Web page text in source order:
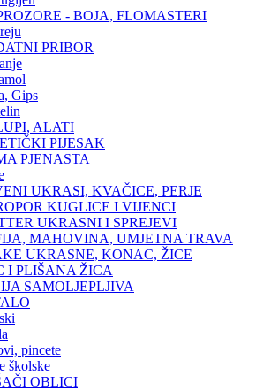
- BOJA, FLOMASTERI
PRIBOR
Gips
ALATI
PIJESAK
PJENASTA
UKRASI, KVAČICE, PERJE
KUGLICE I VIJENCI
UKRASNI I SPREJEVI
MAHOVINA, UMJETNA TRAVA
UKRASNE, KONAC, ŽICE
I PLIŠANA ŽICA
SAMOLJEPLJIVA
pincete
školske
OBLICI